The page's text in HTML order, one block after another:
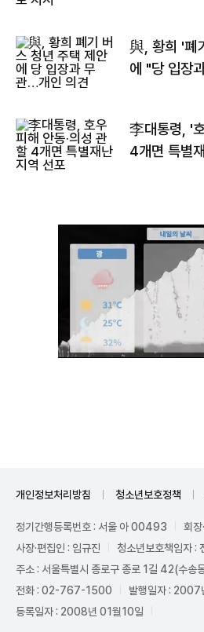
與, 황희 '폐
에 "당 입장
李대통령, '
4개면 특별
개인정보처리방침 청소년보호정책
정기간행등록번호 : 서울 아 00493
회장
사장·편집인 : 임규진
청소년보호책임자 :
주소 : 서울특별시 종로구 종로 1길 42(수
전화 : 02-767-1500
발행일자 : 2007
등록일자 : 2008년 01월10일